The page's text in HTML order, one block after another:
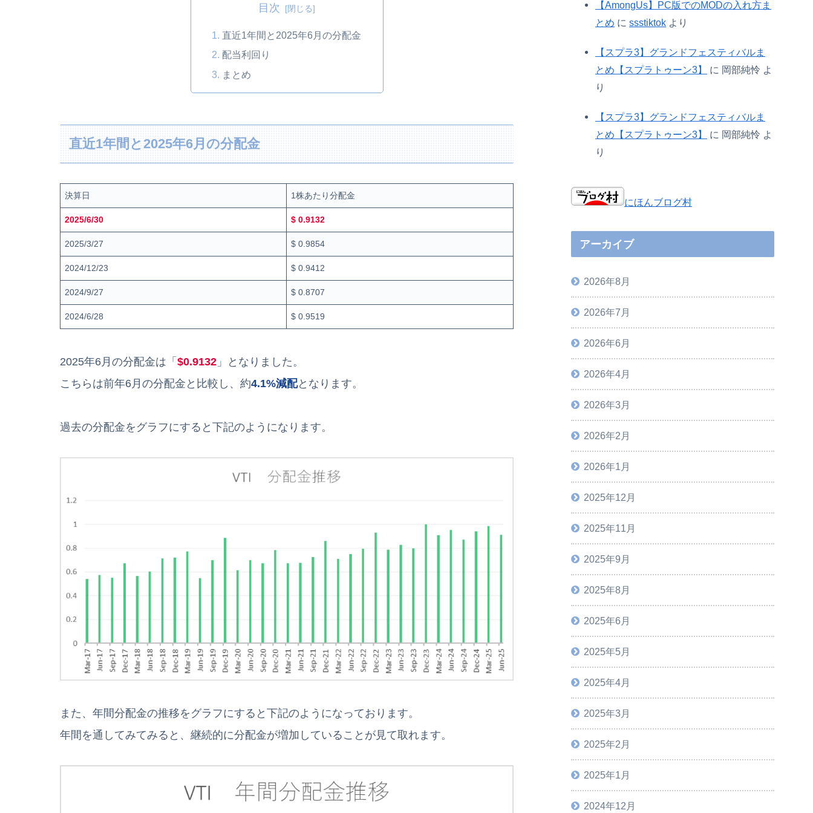
目次
直近1年間と2025年6月の分配金
配当利回り
まとめ
直近1年間と2025年6月の分配金
決算日 1株あたり分配金
2025/6/30 $ 0.9132
2025/3/27 $ 0.9854
2024/12/23 $ 0.9412
2024/9/27 $ 0.8707
2024/6/28 $ 0.9519
2025年6月の分配金は「 $0.9132 」となりました。
こちらは前年6月の分配金と比較し、約4.1%減配となります。
過去の分配金をグラフにすると下記のようになります。
また、年間分配金の推移をグラフにすると下記のようになっております。
年間を通してみてみると、継続的に分配金が増加していることが見て取れます。
【AmongUs】PC版でのMODの入れ方ま
とめ に ssstiktok より
【スプラ3】グランドフェスティバルま
とめ【スプラトゥーン3】
に 岡部純怜 よ
り
【スプラ3】グランドフェスティバルま
とめ【スプラトゥーン3】
に 岡部純怜 よ
り
にほんブログ村
アーカイブ
2026年8月
2026年7月
2026年6月
2026年4月
2026年3月
2026年2月
2026年1月
2025年12月
2025年11月
2025年9月
2025年8月
2025年6月
2025年5月
2025年4月
2025年3月
2025年2月
2025年1月
2024年12月